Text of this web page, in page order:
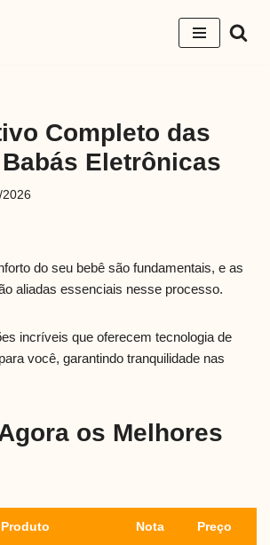
Completo das
Eletrônicas
2026
do seu bebê são fundamentais, e as
aliadas essenciais nesse processo.
incríveis que oferecem tecnologia de
você, garantindo tranquilidade nas
os Melhores
Produto Nota Preço